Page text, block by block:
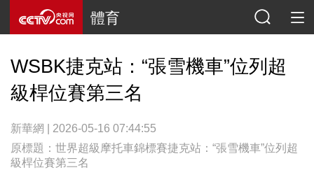
體育
WSBK捷克站：“張雪機車”位列超
級桿位賽第三名
新華網 | 2026-05-16 07:44:55
原標題：世界超級摩托車錦標賽捷克站：“張雪機車”位列超
級桿位賽第三名